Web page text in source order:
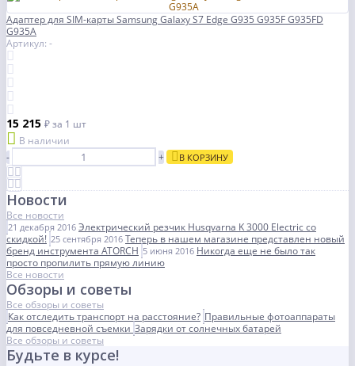
Адаптер для SIM-карты Samsung Galaxy S7 Edge G935 G935F G935FD
G935A
Артикул: -
15 215 ₽за 1 шт
В наличии
-
+ В КОРЗИНУ
Новости
Все новости
21 декабря 2016 Электрический резчик Husqvarna K 3000 Electric со
скидкой! 25 сентября 2016 Теперь в нашем магазине представлен новый
бренд инструмента ATORCH 5 июня 2016 Никогда еще не было так
просто пропилить прямую линию
Все новости
Обзоры и советы
Все обзоры и советы
Как отследить транспорт на расстояние? Правильные фотоаппараты
для повседневной съемки Зарядки от солнечных батарей
Все обзоры и советы
Будьте в курсе!